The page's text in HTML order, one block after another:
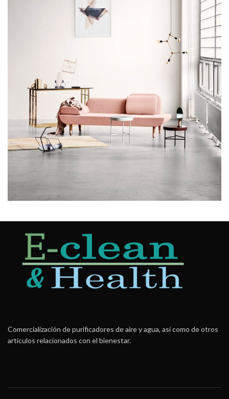
Comercialización de purificadores de aire y agua, así como de otros
artículos relacionados con el bienestar.